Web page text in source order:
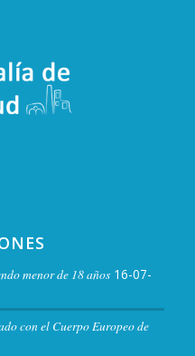
menor de 18 años 16-07-
con el Cuerpo Europeo de